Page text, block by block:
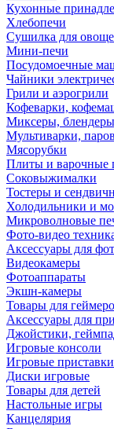
Кухонные
Хлебопечи
Сушилка для
Мини-печи
Посудомоечные
Чайники
Грили и аэрогрили
Кофеварки,
Миксеры,
Мультиварки,
Мясорубки
Плиты и варочные
Соковыжималки
Тостеры и
Холодильники и
Микроволновые
Фото-видео
Аксессуары для
Видеокамеры
Фотоаппараты
Экшн-камеры
Товары для
Аксессуары для
Джойстики,
Игровые консоли
Игровые приставки
Диски игровые
Товары для детей
Настольные игры
Канцелярия